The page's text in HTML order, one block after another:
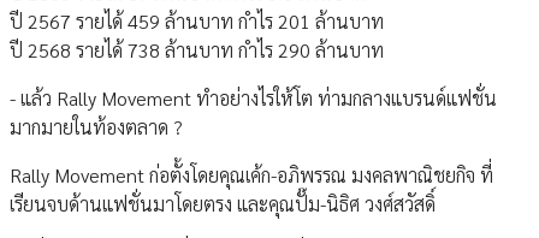
ปี 2567 รายได้ 459 ล้านบาท กำไร 201 ล้านบาท
ปี 2568 รายได้ 738 ล้านบาท กำไร 290 ล้านบาท
- แล้ว Rally Movement ทำอย่างไรให้โต ท่ามกลางแบรนด์แฟชั่น
มากมายในท้องตลาด ?
Rally Movement ก่อตั้งโดยคุณเค้ก-อภิพรรณ มงคลพาณิชยกิจ ที่
เรียนจบด้านแฟชั่นมาโดยตรง และคุณปั๊ม-นิธิศ วงศ์สวัสดิ์